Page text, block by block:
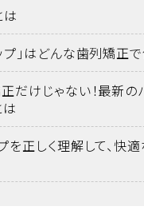
プ」はどんな歯列矯正
だけじゃない！最新の
を正しく理解して、快